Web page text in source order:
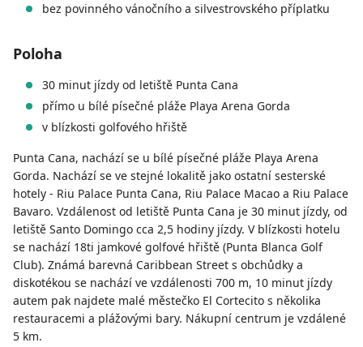
bez povinného vánočního a silvestrovského příplatku
Poloha
30 minut jízdy od letiště Punta Cana
přímo u bílé písečné pláže Playa Arena Gorda
v blízkosti golfového hřiště
Punta Cana, nachází se u bílé písečné pláže Playa Arena
Gorda. Nachází se ve stejné lokalitě jako ostatní sesterské
hotely - Riu Palace Punta Cana, Riu Palace Macao a Riu Palace
Bavaro. Vzdálenost od letiště Punta Cana je 30 minut jízdy, od
letiště Santo Domingo cca 2,5 hodiny jízdy. V blízkosti hotelu
se nachází 18ti jamkové golfové hřiště (Punta Blanca Golf
Club). Známá barevná Caribbean Street s obchůdky a
diskotékou se nachází ve vzdálenosti 700 m, 10 minut jízdy
autem pak najdete malé městečko El Cortecito s několika
restauracemi a plážovými bary. Nákupní centrum je vzdálené
5 km.